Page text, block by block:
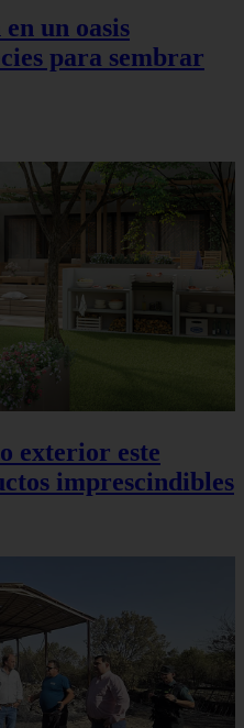
un oasis
para sembrar
exterior este
imprescindibles